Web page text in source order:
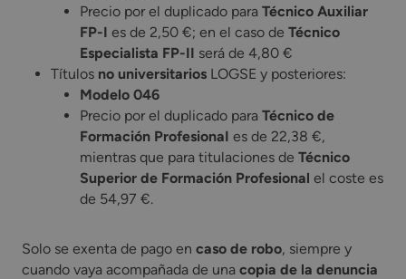
Precio por el duplicado para Técnico Auxiliar
FP-I es de 2,50 €; en el caso de Técnico
Especialista FP-II será de 4,80 €
Títulos no universitarios LOGSE y posteriores:
Modelo 046
Precio por el duplicado para Técnico de
Formación ProfesionaI es de 22,38 €,
mientras que para titulaciones de Técnico
Superior de Formación Profesional el coste es
de 54,97 €.
Solo se exenta de pago en caso de robo, siempre y
cuando vaya acompañada de una copia de la denuncia